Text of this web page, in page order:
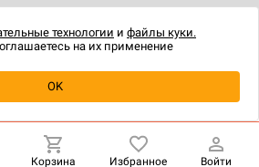
о наличии
Корзина Избранное Войти
технологии и файлы куки.
на их применение
OK